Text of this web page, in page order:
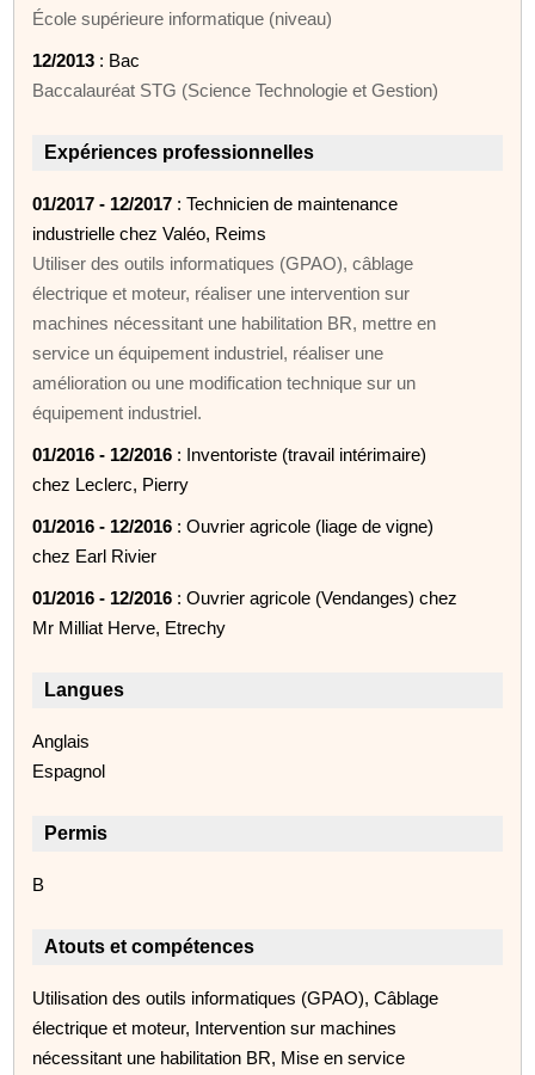
École supérieure informatique (niveau)
12/2013 : Bac
Baccalauréat STG (Science Technologie et Gestion)
Expériences professionnelles
01/2017 - 12/2017 : Technicien de maintenance
industrielle chez Valéo, Reims
Utiliser des outils informatiques (GPAO), câblage
électrique et moteur, réaliser une intervention sur
machines nécessitant une habilitation BR, mettre en
service un équipement industriel, réaliser une
amélioration ou une modification technique sur un
équipement industriel.
01/2016 - 12/2016 : Inventoriste (travail intérimaire)
chez Leclerc, Pierry
01/2016 - 12/2016 : Ouvrier agricole (liage de vigne)
chez Earl Rivier
01/2016 - 12/2016 : Ouvrier agricole (Vendanges) chez
Mr Milliat Herve, Etrechy
Langues
Anglais
Espagnol
Permis
B
Atouts et compétences
Utilisation des outils informatiques (GPAO), Câblage
électrique et moteur, Intervention sur machines
nécessitant une habilitation BR, Mise en service